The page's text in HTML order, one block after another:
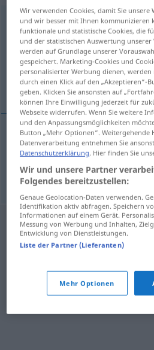
badem
Übersicht aller
(Für mehr Details die Übersetzung
Mandel, Mandelbaum
Mandelf badem
Mandelbaumm badem
Wir verwenden Cookies, damit Sie unsere
und wir besser mit Ihnen kommunizieren
funktionale und statistische Cookies, die
und der statistischen Auswertung
werden auf Grundlage unserer
gespeichert. Marketing-Cookies und
personalisierter Werbung dienen,
durch einen Klick auf den „Akzeptieren“-
geben. Klicken Sie ansonsten auf
können Ihre Einwilligung jederzeit für
Webseite widerrufen. Wenn Sie weitere
und den Anpassungsmöglichkeiten
Button „Mehr Optionen“. Weitergehende
Datenverarbeitung entnehmen Sie
Datenschutzerklärung. Hier finden Sie
Wir und unsere Partner
Folgendes bereitzustellen:
Genaue Geolocation-Daten verwenden.
Identifikation aktiv abfragen. Speichern
Informationen auf einem Gerät.
Messung von Werbung und Inhalten,
Entwicklung von Dienstleistungen.
Liste der Partner (Lieferanten)
Mehr Optionen